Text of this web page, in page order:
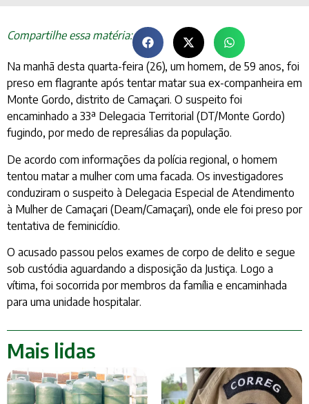
Compartilhe essa matéria:
Na manhã desta quarta-feira (26), um homem, de 59 anos, foi
preso em flagrante após tentar matar sua ex-companheira em
Monte Gordo, distrito de Camaçari. O suspeito foi
encaminhado a 33ª Delegacia Territorial (DT/Monte Gordo)
fugindo, por medo de represálias da população.
De acordo com informações da polícia regional, o homem
tentou matar a mulher com uma facada. Os investigadores
conduziram o suspeito à Delegacia Especial de Atendimento
à Mulher de Camaçari (Deam/Camaçari), onde ele foi preso por
tentativa de feminicídio.
O acusado passou pelos exames de corpo de delito e segue
sob custódia aguardando a disposição da Justiça. Logo a
vítima, foi socorrida por membros da família e encaminhada
para uma unidade hospitalar.
Mais lidas